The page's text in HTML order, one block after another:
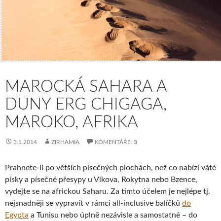
MAROCKÁ SAHARA A
DUNY ERG CHIGAGA,
MAROKO, AFRIKA
3.1.2014 ZIRHAMIA KOMENTÁŘE: 3
Prahnete-li po větších písečných plochách, než co nabízí váté
písky a písečné přesypy u Vlkova, Rokytna nebo Bzence,
vydejte se na africkou Saharu. Za tímto účelem je nejlépe tj.
nejsnadněji se vypravit v rámci all-inclusive balíčků do
Egypta a Tunisu nebo úplně nezávisle a samostatně – do